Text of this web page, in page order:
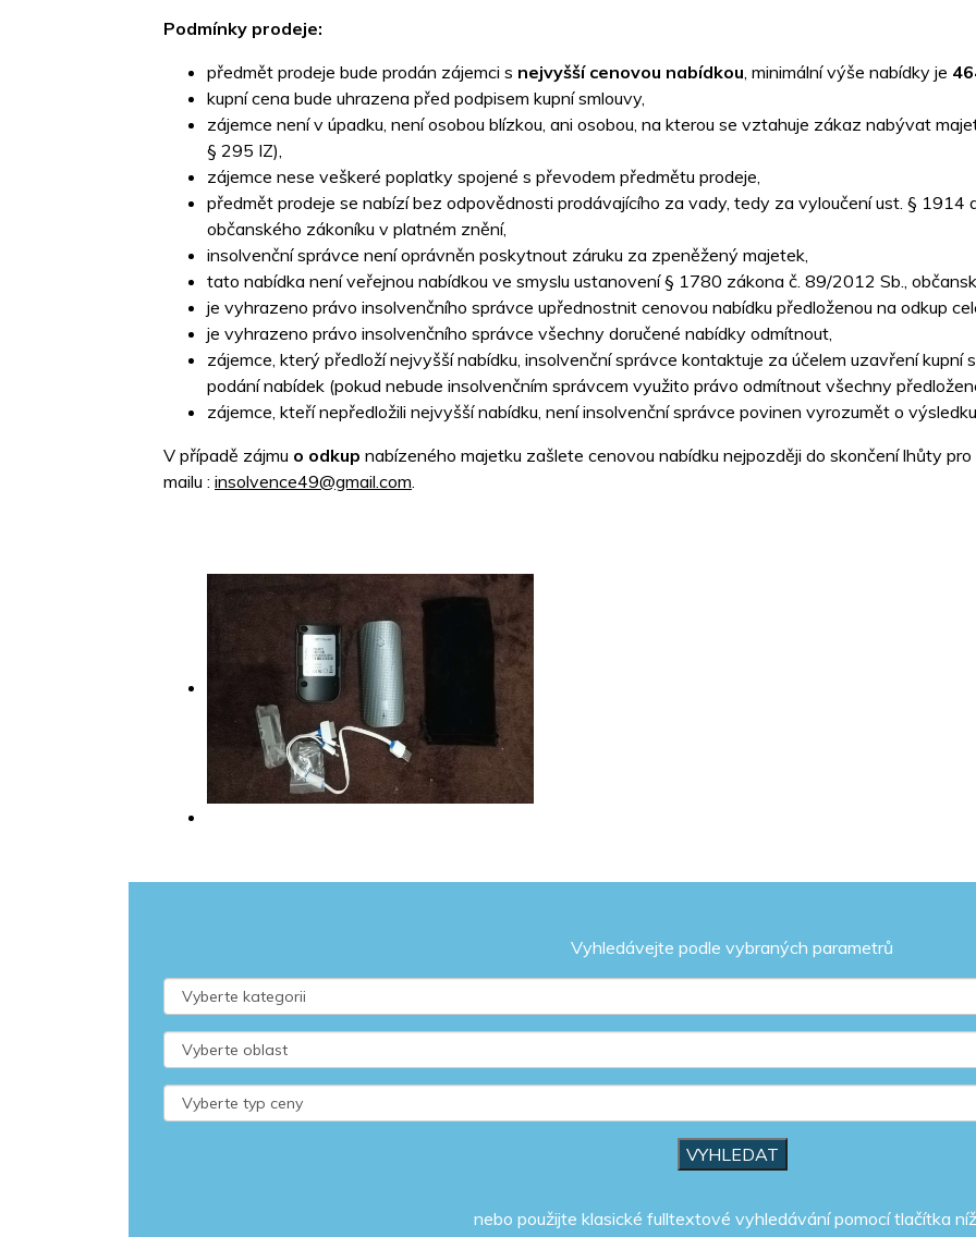
Podmínky prodeje:
předmět prodeje bude prodán zájemci s nejvyšší cenovou nabídkou, minimální výše nabídky je
kupní cena bude uhrazena před podpisem kupní smlouvy,
zájemce není v úpadku, není osobou blízkou, ani osobou, na kterou se vztahuje zákaz nabývat
§ 295 IZ),
zájemce nese veškeré poplatky spojené s převodem předmětu prodeje,
předmět prodeje se nabízí bez odpovědnosti prodávajícího za vady, tedy za vyloučení ust. §
občanského zákoníku v platném znění,
insolvenční správce není oprávněn poskytnout záruku za zpeněžený majetek,
tato nabídka není veřejnou nabídkou ve smyslu ustanovení § 1780 zákona č. 89/2012 Sb.,
je vyhrazeno právo insolvenčního správce upřednostnit cenovou nabídku předloženou na odkup
je vyhrazeno právo insolvenčního správce všechny doručené nabídky odmítnout,
zájemce, který předloží nejvyšší nabídku, insolvenční správce kontaktuje za účelem uzavření kupní
podání nabídek (pokud nebude insolvenčním správcem využito právo odmítnout všechny
zájemce, kteří nepředložili nejvyšší nabídku, není insolvenční správce povinen vyrozumět o
V případě zájmu o odkup nabízeného majetku zašlete cenovou nabídku nejpozději do skončení lhůty
mailu : insolvence49@gmail.com.
Vyhledávejte podle vybraných parametrů
nebo použijte klasické fulltextové vyhledávání pomocí tlačítka